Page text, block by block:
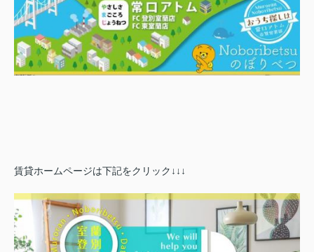
賃貸ホームページは下記をクリック↓↓↓